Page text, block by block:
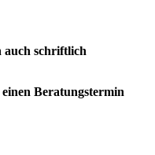
auch schriftlich
Beratungstermin